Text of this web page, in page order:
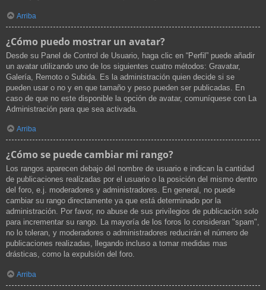
Arriba
¿Cómo puedo mostrar un avatar?
Desde su Panel de Control de Usuario, haga clic en “Perfil” puede añadir
un avatar utilizando uno de los siguientes cuatro métodos: Gravatar,
Galería, Remoto o Subida. Es la administración quien decide si se
pueden usar o no y en que tamaño y peso pueden ser publicadas. En
caso de que no este disponible la opción de avatar, comuníquese con La
Administración para que sea activada.
Arriba
¿Cómo se puede cambiar mi rango?
Los rangos aparecen debajo del nombre de usuario e indican la cantidad
de publicaciones realizadas por el usuario o la posición del mismo dentro
del foro, e.j. moderadores y administradores. En general, no puede
cambiar su rango directamente ya que está determinado por la
administración. Por favor, no abuse de sus privilegios de publicación solo
para incrementar su rango. La mayoría de los foros lo consideran "spam",
no lo toleran, y moderadores o administradores reducirán el número de
publicaciones realizadas, llegando incluso a tomar medidas mas
drásticas, como la expulsión del foro.
Arriba